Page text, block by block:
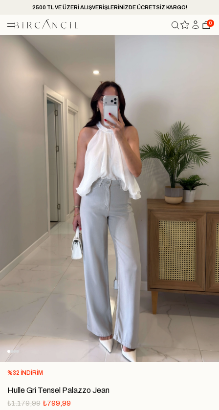
2500 TL VE ÜZERİ ALIŞVERİŞLERİNİZDE ÜCRETSİZ KARGO!
0
%32 İNDIRIM
Hulle Gri Tensel Palazzo Jean
₺1.179,99 ₺799,99